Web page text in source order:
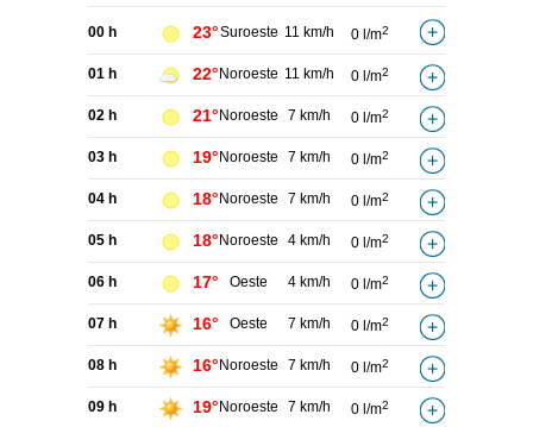
00 h 23°Suroeste 11 km/h 0 l/m2
01 h 22° Noroeste 11 km/h 0 l/m2
02 h 21° Noroeste 7 km/h 0 l/m2
03 h 19° Noroeste 7 km/h 0 l/m2
04 h 18° Noroeste 7 km/h 0 l/m2
05 h 18° Noroeste 4 km/h 0 l/m2
06 h 17° Oeste 4 km/h 0 l/m2
07 h 16° Oeste 7 km/h 0 l/m2
08 h 16° Noroeste 7 km/h 0 l/m2
09 h 19° Noroeste 7 km/h 0 l/m2